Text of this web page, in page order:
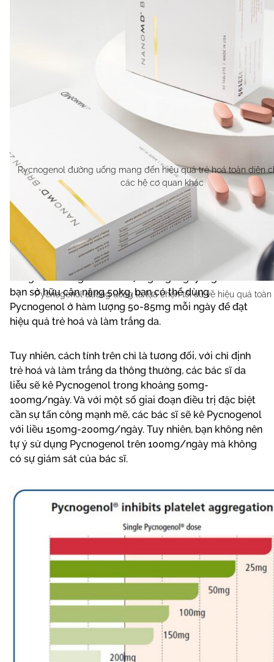
Pycnogenol đường uống là lựa chọn tối ưu về hiệu quả toàn
Và quan trọng nhất, Pycnogenol không chỉ dừng lại ở
làm đẹp da, mà còn vô vàn công dụng tuyệt vời trong
việc điều hoà và nuôi dưỡng các hệ cơ quan khác, từ hô
hấp, tim mạch, cơ, xương, máu, thần kinh, sinh lý,…mà
gần như không có tác dụng phụ đi kèm. Vì thế, việc lựa
chọn Pycnogenol đường uống sẽ mang đến giá trị tối
Pycnogenol đường uống mang đến hiệu quả trẻ hoá toàn diện
các hệ cơ quan khác
Liều dùng Pycnogenol trong trẻ hoá và làm
trắng da
Liều dùng chuẩn của Pycnogenol trong trẻ hoá và làm
trắng da thường ở mức 1-1.7mg/kg/ngày. Nghĩa là nếu
bạn sở hữu cân nặng 50kg, bạn có thể dùng
Pycnogenol ở hàm lượng 50-85mg mỗi ngày để đạt
hiệu quả trẻ hoá và làm trắng da.
Tuy nhiên, cách tính trên chỉ là tương đối, với chỉ định
trẻ hoá và làm trắng da thông thường, các bác sĩ da
liễu sẽ kê Pycnogenol trong khoảng 50mg-
100mg/ngày. Và với một số giai đoạn điều trị đặc biệt
cần sự tấn công mạnh mẽ, các bác sĩ sẽ kê Pycnogenol
với liều 150mg-200mg/ngày. Tuy nhiên, bạn không nên
tự ý sử dụng Pycnogenol trên 100mg/ngày mà không
có sự giám sát của bác sĩ.